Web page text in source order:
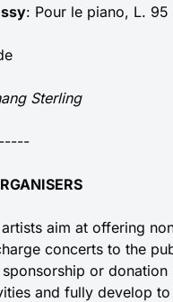
: Pour le piano, L. 95
Sterling
aim at offering
concerts to the
or donation
and fully develop